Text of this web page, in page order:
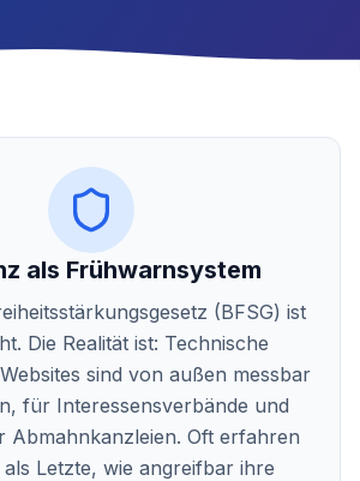
als Frühwarnsystem
(BFSG) ist
Die Realität ist: Technische
sind von außen messbar
für Interessensverbände und
Abmahnkanzleien. Oft erfahren
Letzte, wie angreifbar ihre